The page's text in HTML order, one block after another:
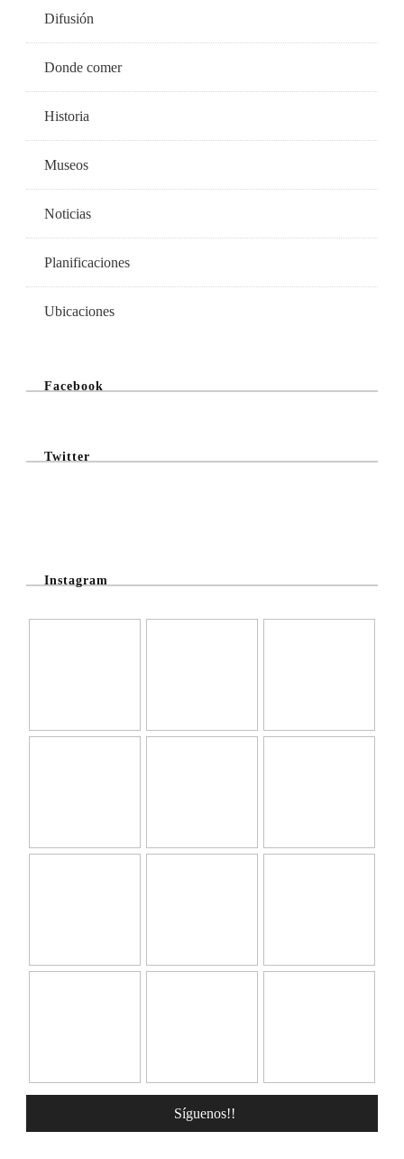
Difusión
Donde comer
Historia
Museos
Noticias
Planificaciones
Ubicaciones
Facebook
Twitter
Instagram
Síguenos!!